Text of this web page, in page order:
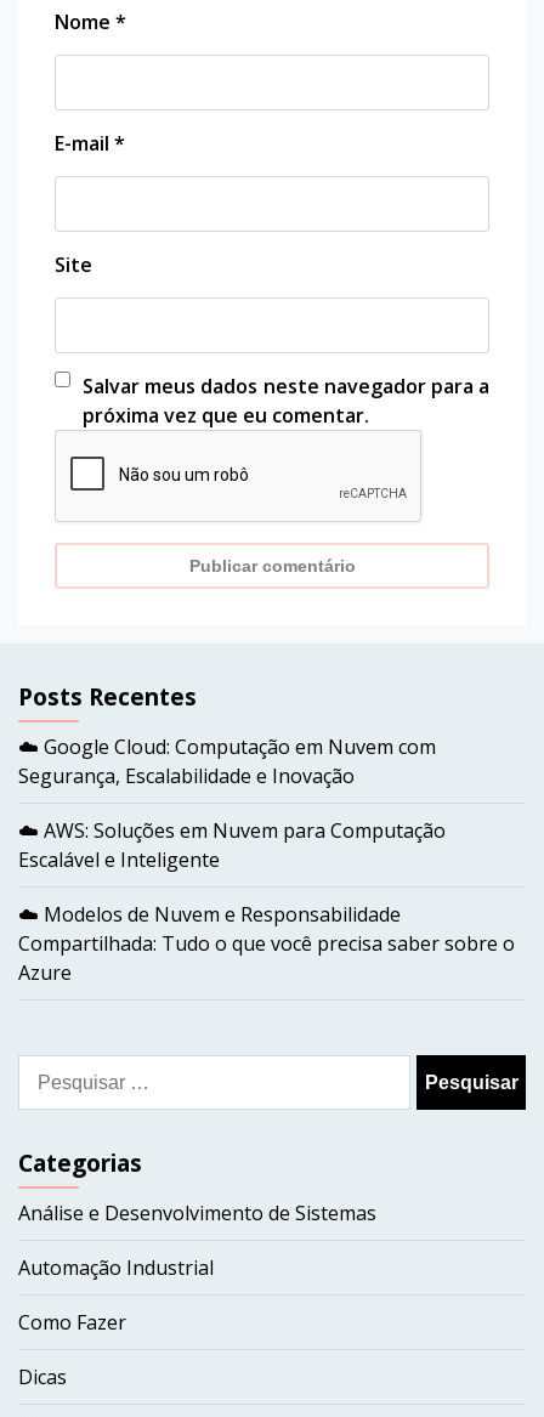
Nome *
E-mail *
Site
Salvar meus dados neste navegador para a
próxima vez que eu comentar.
Posts Recentes
☁️ Google Cloud: Computação em Nuvem com
Segurança, Escalabilidade e Inovação
☁️ AWS: Soluções em Nuvem para Computação
Escalável e Inteligente
☁️ Modelos de Nuvem e Responsabilidade
Compartilhada: Tudo o que você precisa saber sobre o
Azure
Pesquisar
por:
Categorias
Análise e Desenvolvimento de Sistemas
Automação Industrial
Como Fazer
Dicas